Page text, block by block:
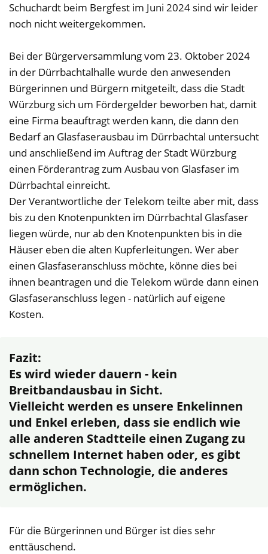
Schuchardt beim Bergfest im Juni 2024 sind wir leider
noch nicht weitergekommen.
Bei der Bürgerversammlung vom 23. Oktober 2024
in der Dürrbachtalhalle wurde den anwesenden
Bürgerinnen und Bürgern mitgeteilt, dass die Stadt
Würzburg sich um Fördergelder beworben hat, damit
eine Firma beauftragt werden kann, die dann den
Bedarf an Glasfaserausbau im Dürrbachtal untersucht
und anschließend im Auftrag der Stadt Würzburg
einen Förderantrag zum Ausbau von Glasfaser im
Dürrbachtal einreicht.
Der Verantwortliche der Telekom teilte aber mit, dass
bis zu den Knotenpunkten im Dürrbachtal Glasfaser
liegen würde, nur ab den Knotenpunkten bis in die
Häuser eben die alten Kupferleitungen. Wer aber
einen Glasfaseranschluss möchte, könne dies bei
ihnen beantragen und die Telekom würde dann einen
Glasfaseranschluss legen - natürlich auf eigene
Kosten.
Fazit:
Es wird wieder dauern - kein
Breitbandausbau in Sicht.
Vielleicht werden es unsere Enkelinnen
und Enkel erleben, dass sie endlich wie
alle anderen Stadtteile einen Zugang zu
schnellem Internet haben oder, es gibt
dann schon Technologie, die anderes
ermöglichen.
Für die Bürgerinnen und Bürger ist dies sehr
enttäuschend.